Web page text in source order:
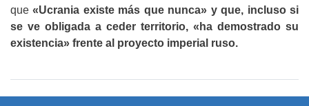
que«Ucrania existe más que nunca» y que, incluso si
se ve obligada a ceder territorio, «ha demostrado su
existencia» frente al proyecto imperial ruso.